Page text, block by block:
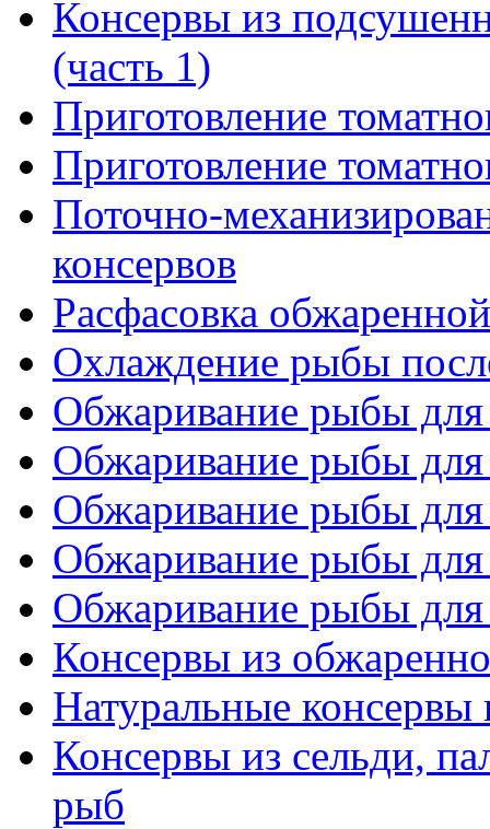
Консервы из
(часть 1)
Приготовление
Приготовление
Поточно-
консервов
Расфасовка
Охлаждение рыбы
Обжаривание рыбы для
Обжаривание рыбы для
Обжаривание рыбы для
Обжаривание рыбы для
Обжаривание рыбы для
Консервы из
Натуральные консервы
Консервы из сельди,
рыб